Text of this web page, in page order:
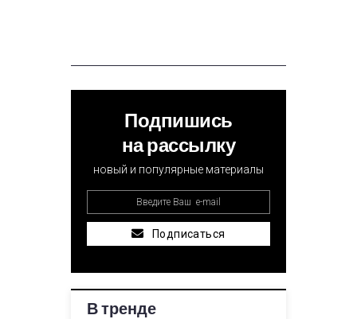
Подпишись
на рассылку
новый и популярные материалы
Подписаться
В тренде